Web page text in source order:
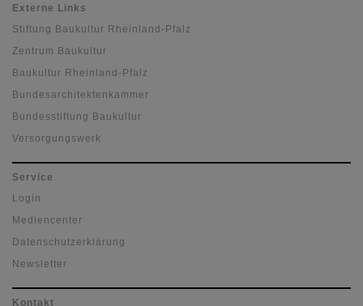
Externe Links
Stiftung Baukultur Rheinland-Pfalz
Zentrum Baukultur
Baukultur Rheinland-Pfalz
Bundesarchitektenkammer
Bundesstiftung Baukultur
Versorgungswerk
Service
Login
Mediencenter
Datenschutzerklärung
Newsletter
Kontakt